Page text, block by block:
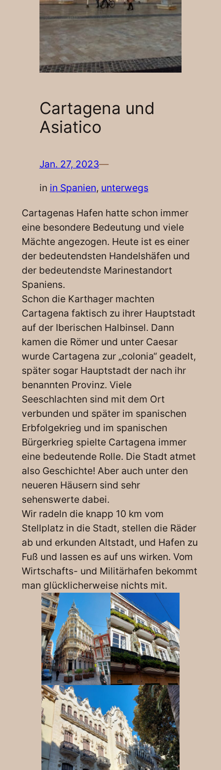
Cartagena und
Asiatico
Jan. 27, 2023—
in in Spanien, unterwegs
Cartagenas Hafen hatte schon immer
eine besondere Bedeutung und viele
Mächte angezogen. Heute ist es einer
der bedeutendsten Handelshäfen und
der bedeutendste Marinestandort
Spaniens.
Schon die Karthager machten
Cartagena faktisch zu ihrer Hauptstadt
auf der Iberischen Halbinsel. Dann
kamen die Römer und unter Caesar
wurde Cartagena zur „colonia“ geadelt,
später sogar Hauptstadt der nach ihr
benannten Provinz. Viele
Seeschlachten sind mit dem Ort
verbunden und später im spanischen
Erbfolgekrieg und im spanischen
Bürgerkrieg spielte Cartagena immer
eine bedeutende Rolle. Die Stadt atmet
also Geschichte! Aber auch unter den
neueren Häusern sind sehr
sehenswerte dabei.
Wir radeln die knapp 10 km vom
Stellplatz in die Stadt, stellen die Räder
ab und erkunden Altstadt, und Hafen zu
Fuß und lassen es auf uns wirken. Vom
Wirtschafts- und Militärhafen bekommt
man glücklicherweise nichts mit.